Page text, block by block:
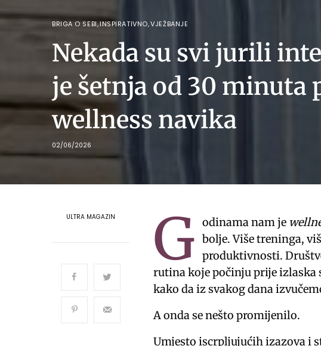
BRIGA O SEBI,INSPIRATIVNO,VJEŽBANJE
Nekada su svi jurili
je šetnja od 30 minuta
wellness navika
02/06/2026
ULTRA MAGAZIN G odinama nam je
bolje. Više treninga,
produktivnosti.
rutina koje počinju prije izlaska
kako da iz svakog dana
A onda se nešto promijenilo.
Umjesto iscrpljujućih izazova i